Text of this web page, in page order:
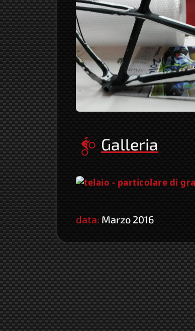
Galleria
data: Marzo 2016